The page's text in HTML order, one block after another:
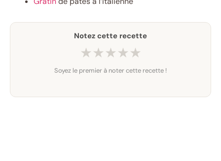
Notez cette recette
★★★★★
Soyez le premier à noter cette recette !